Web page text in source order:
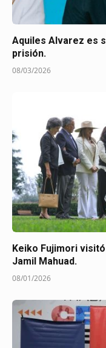
Aquiles Alvarez es
prisión.
08/03/2026
Keiko Fujimori
Jamil Mahuad.
08/01/2026